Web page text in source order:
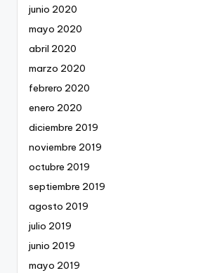
junio 2020
mayo 2020
abril 2020
marzo 2020
febrero 2020
enero 2020
diciembre 2019
noviembre 2019
octubre 2019
septiembre 2019
agosto 2019
julio 2019
junio 2019
mayo 2019